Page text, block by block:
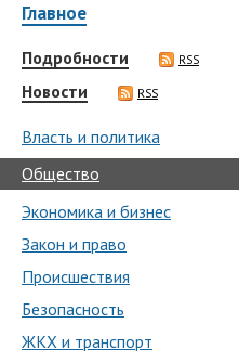
Главное
Подробности RSS
Новости RSS
Власть и политика
Общество
Экономика и бизнес
Закон и право
Происшествия
Безопасность
ЖКХ и транспорт